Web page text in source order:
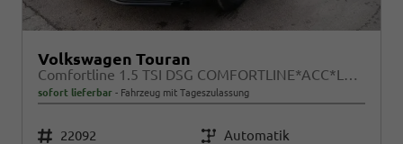
Volkswagen Touran
Comfortline 1.5 TSI DSG COMFORTLINE*ACC*LED*PDC*KAMERA*NAVI*SHZ* 7-SITZER 17-ZOLL
sofort lieferbar Fahrzeug mit Tageszulassung
Fahrzeugnr. 22092 Getriebe Automatik